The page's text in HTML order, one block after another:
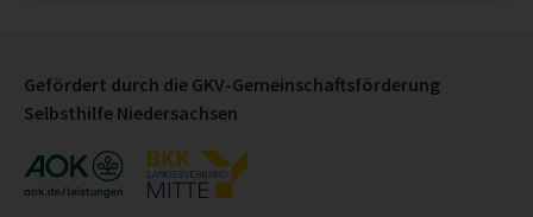
Gefördert durch die GKV-Gemeinschaftsförderung
Selbsthilfe Niedersachsen